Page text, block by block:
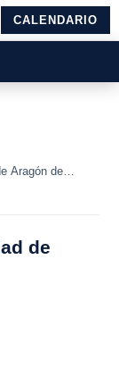
CALENDARIO
Aragón de
de